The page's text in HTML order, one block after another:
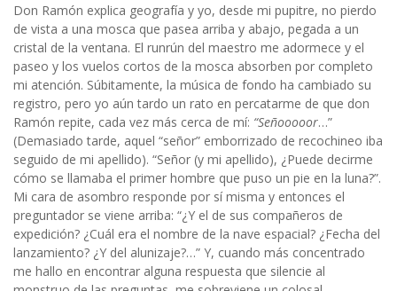
Don Ramón explica geografía y yo, desde mi pupitre, no pierdo
de vista a una mosca que pasea arriba y abajo, pegada a un
cristal de la ventana. El runrún del maestro me adormece y el
paseo y los vuelos cortos de la mosca absorben por completo
mi atención. Súbitamente, la música de fondo ha cambiado su
registro, pero yo aún tardo un rato en percatarme de que don
Ramón repite, cada vez más cerca de mí: “Señooooor…”
(Demasiado tarde, aquel “señor” emborrizado de recochineo iba
seguido de mi apellido). “Señor (y mi apellido), ¿Puede decirme
cómo se llamaba el primer hombre que puso un pie en la luna?”.
Mi cara de asombro responde por sí misma y entonces el
preguntador se viene arriba: “¿Y el de sus compañeros de
expedición? ¿Cuál era el nombre de la nave espacial? ¿Fecha del
lanzamiento? ¿Y del alunizaje?…” Y, cuando más concentrado
me hallo en encontrar alguna respuesta que silencie al